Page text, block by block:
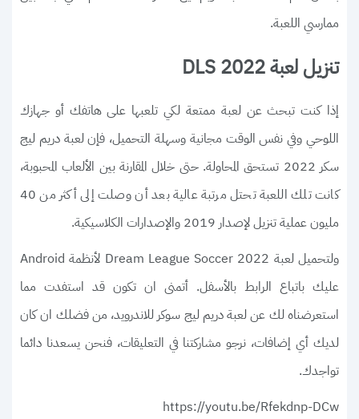
ممارسي اللعبة.
تنزيل لعبة DLS 2022
إذا كنت تبحث عن لعبة ممتعة لكي تلعبها على هاتفك أو جهازك
اللوحي وفي نفس الوقت مجانية وسهلة التحميل، فإن لعبة دريم ليج
سكر 2022 تستحق المحاولة. حتى خلال المقارنة بين الألعاب المحبوبة،
كانت تلك اللعبة تحتل مرتبة عالية بعد أن وصلت إلى أكثر من 40
مليون عملية تنزيل لإصدار 2019 والإصدارات الكلاسيكية.
ولتحميل لعبة Dream League Soccer 2022 لأنظمة Android
عليك باتباع الرابط بالأسفل. أتمنى ان تكون قد استفدت مما
استعرضناه لك عن لعبة دريم ليج سوكر للاندرويد، من فضلك ان كان
لديك أي إضافات، نرجو مشاركتنا في التعليقات، فنحن يسعدنا دائما
تواجدك.
https://youtu.be/Rfekdnp-DCw